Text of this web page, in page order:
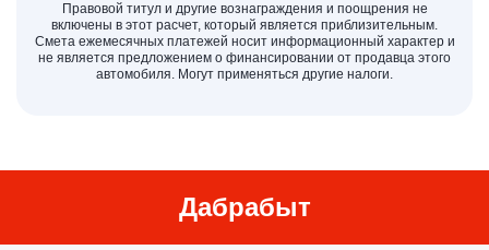
Правовой титул и другие вознаграждения и поощрения не
включены в этот расчет, который является приблизительным.
Смета ежемесячных платежей носит информационный характер и
не является предложением о финансировании от продавца этого
автомобиля. Могут применяться другие налоги.
Дабрабыт